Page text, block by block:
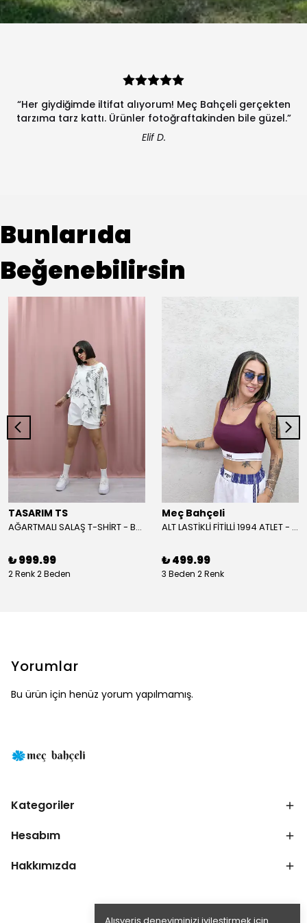
“Her giydiğimde iltifat alıyorum! Meç Bahçeli gerçekten
tarzıma tarz kattı. Ürünler fotoğraftakinden bile güzel.”
Elif D.
Bunlarıda
Beğenebilirsin
TASARIM TS
AĞARTMALI SALAŞ T-SHİRT - BEYAZ
₺ 999.99
2 Renk 2 Beden
Meç Bahçeli
ALT LASTİKLİ FİTİLLİ 1994 ATLET - BORDO
₺ 499.99
3 Beden 2 Renk
Yorumlar
Bu ürün için henüz yorum yapılmamış.
Kategoriler
Hesabım
Hakkımızda